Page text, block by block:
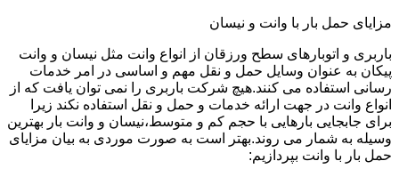
مزایای حمل بار با وانت و نیسان
باربری و اتوبارهای سطح ورزقان از انواع وانت مثل نیسان و وانت
پیکان به عنوان وسایل حمل و نقل مهم و اساسی در امر خدمات
رسانی استفاده می کنند.هیچ شرکت باربری را نمی توان یافت که از
انواع وانت در جهت ارائه خدمات و حمل و نقل استفاده نکند زیرا
برای جابجایی بارهایی با حجم کم و متوسط،نیسان و وانت بار بهترین
وسیله به شمار می روند.بهتر است به صورت موردی به بیان مزایای
حمل بار با وانت بپردازیم: